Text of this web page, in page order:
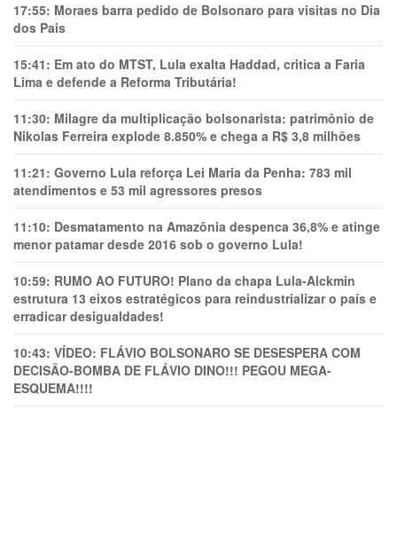
17:55: Moraes barra pedido de Bolsonaro para visitas no Dia
dos Pais
15:41: Em ato do MTST, Lula exalta Haddad, critica a Faria
Lima e defende a Reforma Tributária!
11:30: Milagre da multiplicação bolsonarista: patrimônio de
Nikolas Ferreira explode 8.850% e chega a R$ 3,8 milhões
11:21: Governo Lula reforça Lei Maria da Penha: 783 mil
atendimentos e 53 mil agressores presos
11:10: Desmatamento na Amazônia despenca 36,8% e atinge
menor patamar desde 2016 sob o governo Lula!
10:59: RUMO AO FUTURO! Plano da chapa Lula-Alckmin
estrutura 13 eixos estratégicos para reindustrializar o país e
erradicar desigualdades!
10:43: VÍDEO: FLÁVIO BOLSONARO SE DESESPERA COM
DECISÃO-BOMBA DE FLÁVIO DINO!!! PEGOU MEGA-
ESQUEMA!!!!